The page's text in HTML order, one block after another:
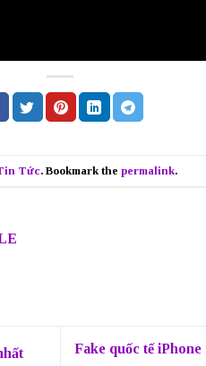
Tức. Bookmark the permalink.
Fake quốc tế